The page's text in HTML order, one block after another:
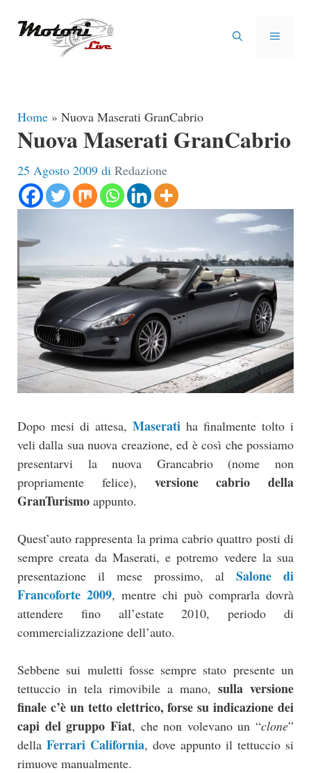
MENU
Home » Nuova Maserati GranCabrio
Nuova Maserati GranCabrio
25 Agosto 2009 di Redazione
Dopo mesi di attesa, Maserati ha finalmente tolto i
veli dalla sua nuova creazione, ed è così che possiamo
presentarvi la nuova Grancabrio (nome non
propriamente felice), versione cabrio della
GranTurismo appunto.
Quest’auto rappresenta la prima cabrio quattro posti di
sempre creata da Maserati, e potremo vedere la sua
presentazione il mese prossimo, al Salone di
Francoforte 2009, mentre chi può comprarla dovrà
attendere fino all’estate 2010, periodo di
commercializzazione dell’auto.
Sebbene sui muletti fosse sempre stato presente un
tettuccio in tela rimovibile a mano, sulla versione
finale c’è un tetto elettrico, forse su indicazione dei
capi del gruppo Fiat, che non volevano un “clone”
della Ferrari California, dove appunto il tettuccio si
rimuove manualmente.